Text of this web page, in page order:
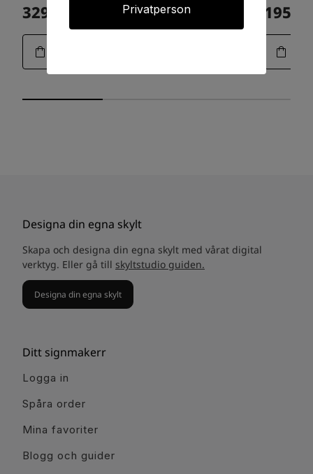
3294:- 1950:-
Designa din egna skylt
Skapa och designa din egna skylt med vårat digital
verktyg. Eller gå till skyltstudio guiden.
Designa din egna skylt
Ditt signmakerr
Logga in
Spåra order
Mina favoriter
Blogg och guider
Privatperson